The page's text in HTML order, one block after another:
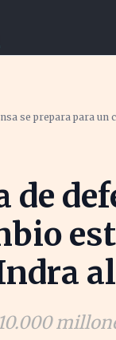
se prepara para